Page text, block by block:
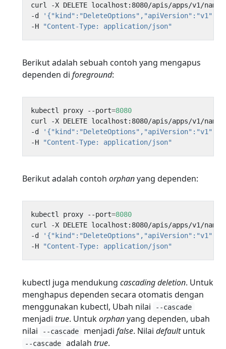
curl -X DELETE localhost:8080/apis/apps/v1/
-d
-H
"Content-Type: application/json"
Berikut adalah sebuah contoh yang mengapus
dependen di foreground:
kubectl proxy --port=8080
curl -X DELETE localhost:8080/apis/apps/v1/
-d
-H
"Content-Type: application/json"
Berikut adalah contoh orphanyang dependen:
kubectl proxy --port=8080
curl -X DELETE localhost:8080/apis/apps/v1/
-d
-H
"Content-Type: application/json"
kubectl juga mendukung cascading deletion. Untuk
menghapus dependen secara otomatis dengan
menggunakan kubectl, Ubah nilai
--cascade
menjadi true. Untukorphanyang dependen, ubah
nilai
--cascade menjadi false. Nilai defaultuntuk
--cascade adalah true.